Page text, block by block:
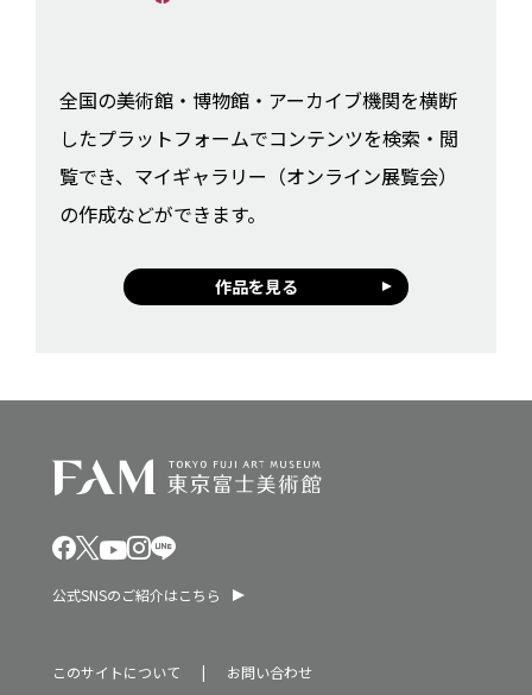
全国の美術館・博物館・アーカイブ機関を横断
したプラットフォームでコンテンツを検索・閲
覧でき、マイギャラリー（オンライン展覧会）
の作成などができます。
作品を見る
公式SNSのご紹介はこちら
このサイトについて お問い合わせ